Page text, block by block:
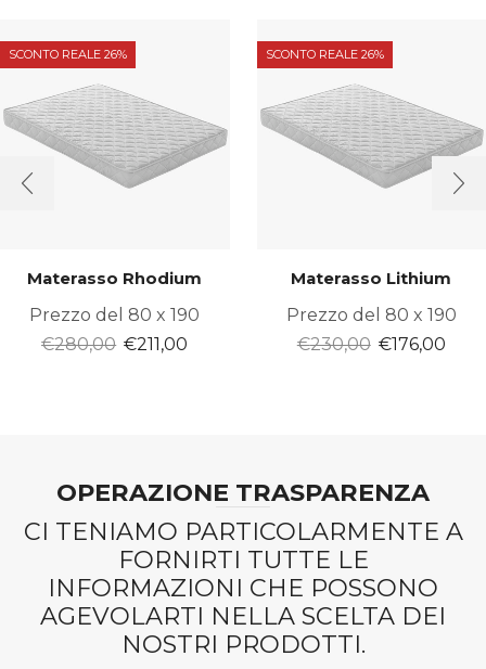
SCONTO REALE 26%
Materasso Rhodium
Prezzo del 80 x 190
€280,00 Il
€211,00
SCONTO REALE 26%
Materasso Lithium
Prezzo del 80 x 190
€230,00 Il
€176,00Il
OPERAZIONE TRASPARENZA
CI TENIAMO PARTICOLARMENTE A
FORNIRTI TUTTE LE
INFORMAZIONI CHE POSSONO
AGEVOLARTI NELLA SCELTA DEI
NOSTRI PRODOTTI.